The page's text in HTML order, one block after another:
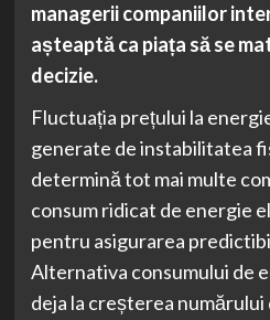
managerii companiilor
așteaptă ca piața să se
decizie.
Fluctuația prețului la
generate de instabilitatea
determină tot mai multe
consum ridicat de energie
pentru asigurarea
Alternativa consumului de
deja la creșterea